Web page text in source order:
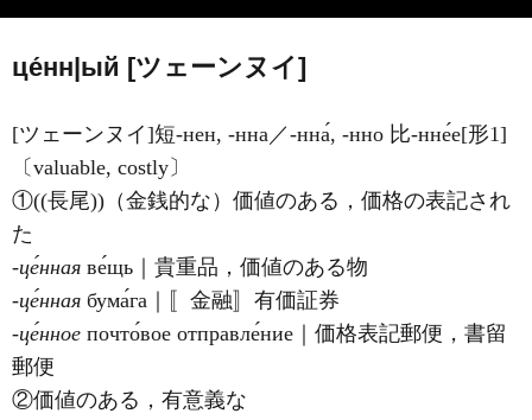
це́нн|ый [ツェーンヌイ]
[ツェーンヌイ]短-нен, -нна／-нна́, -нно 比-нне́е[形1]
〔valuable, costly〕
①((長尾))（金銭的な）価値のある，価格の表記され
た
‐це́нная ве́щь｜貴重品，価値のある物
‐це́нная бума́га｜〚金融〛有価証券
‐це́нное почто́вое отправле́ние｜価格表記郵便，書留
郵便
②価値のある，有意義な